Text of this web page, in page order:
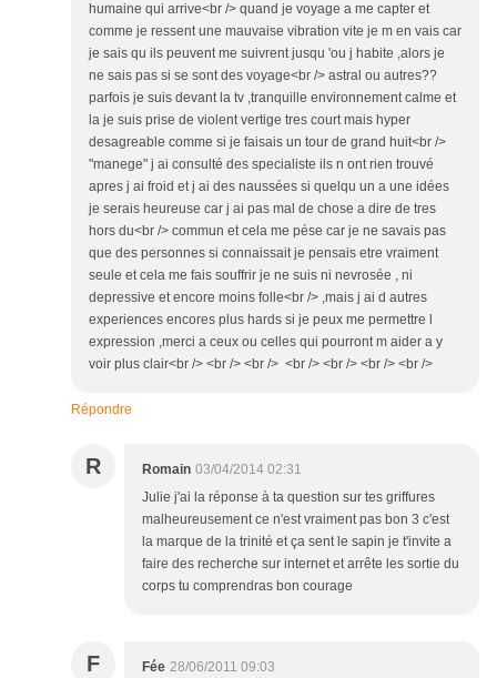
humaine qui arrive<br /> quand je voyage a me capter et
comme je ressent une mauvaise vibration vite je m en vais car
je sais qu ils peuvent me suivrent jusqu 'ou j habite ,alors je
ne sais pas si se sont des voyage<br /> astral ou autres??
parfois je suis devant la tv ,tranquille environnement calme et
la je suis prise de violent vertige tres court mais hyper
desagreable comme si je faisais un tour de grand huit<br />
"manege" j ai consulté des specialiste ils n ont rien trouvé
apres j ai froid et j ai des naussées si quelqu un a une idées
je serais heureuse car j ai pas mal de chose a dire de tres
hors du<br /> commun et cela me pése car je ne savais pas
que des personnes si connaissait je pensais etre vraiment
seule et cela me fais souffrir je ne suis ni nevrosée , ni
depressive et encore moins folle<br /> ,mais j ai d autres
experiences encores plus hards si je peux me permettre l
expression ,merci a ceux ou celles qui pourront m aider a y
voir plus clair<br /> <br /> <br /> <br /> <br /> <br /> <br />
Répondre
R Romain 03/04/2014 02:31
Julie j'ai la réponse à ta question sur tes griffures
malheureusement ce n'est vraiment pas bon 3 c'est
la marque de la trinité et ça sent le sapin je t'invite a
faire des recherche sur internet et arrête les sortie du
corps tu comprendras bon courage
F Fée 28/06/2011 09:03